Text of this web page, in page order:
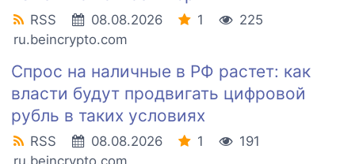
RSS 08.08.2026 1
225
ru.beincrypto.com
Спрос на наличные в РФ растет: как
власти будут продвигать цифровой
рубль в таких условиях
RSS 08.08.2026 1
191